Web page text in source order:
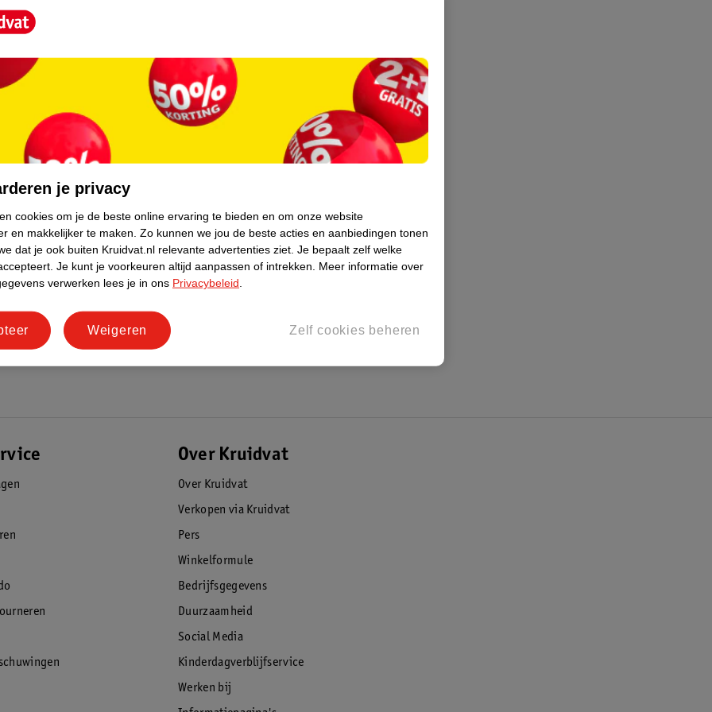
CI 14700 / RED 4, CI 19140 /
beschikbaar te maken via de website
Raadpleeg daarom ALTIJD de instructies
en bewaar deze ter referentie
Over Kruidvat
Over Kruidvat
Verkopen via Kruidvat
Pers
Winkelformule
Bedrijfsgegevens
Duurzaamheid
Social Media
Kinderdagverblijfservice
Werken bij
je privacy
cookies om je de beste online ervaring te bieden en om onze website
en makkelijker te maken. Zo kunnen we jou de beste acties en aanbiedingen tonen
dat je ook buiten Kruidvat.nl relevante advertenties ziet. Je bepaalt zelf welke
Je kunt je voorkeuren altijd aanpassen of intrekken.
Meer informatie over
verwerken lees je in ons Privacybeleid
Zelf cookies beheren
Weigeren